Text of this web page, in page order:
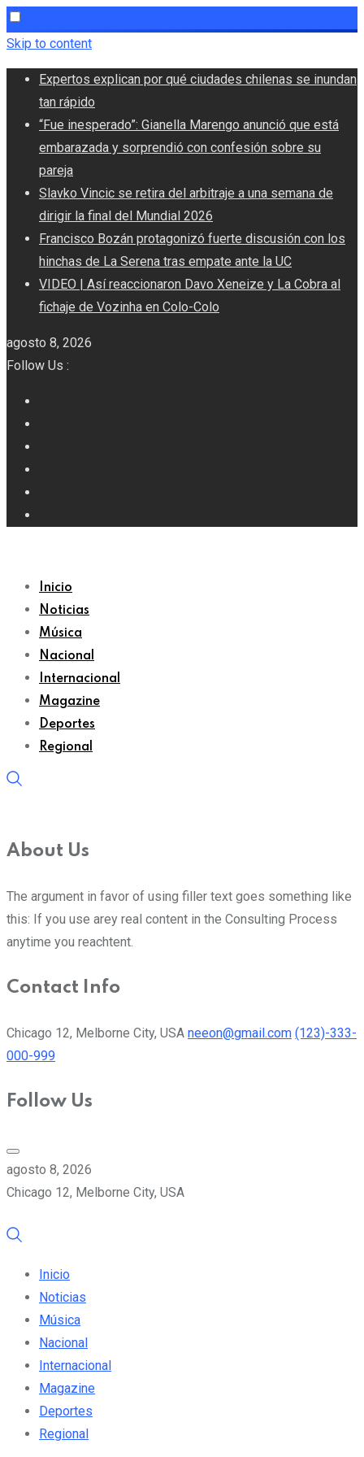
Skip to content
Expertos explican por qué ciudades chilenas se inundan
tan rápido
“Fue inesperado”: Gianella Marengo anunció que está
embarazada y sorprendió con confesión sobre su
pareja
Slavko Vincic se retira del arbitraje a una semana de
dirigir la final del Mundial 2026
Francisco Bozán protagonizó fuerte discusión con los
hinchas de La Serena tras empate ante la UC
VIDEO | Así reaccionaron Davo Xeneize y La Cobra al
fichaje de Vozinha en Colo-Colo
agosto 8, 2026
Follow Us :
Inicio
Noticias
Música
Nacional
Internacional
Magazine
Deportes
Regional
About Us
The argument in favor of using filler text goes something like
this: If you use arey real content in the Consulting Process
anytime you reachtent.
Contact Info
Chicago 12, Melborne City, USA neeon@gmail.com (123)-333-
000-999
Follow Us
agosto 8, 2026
Chicago 12, Melborne City, USA
Inicio
Noticias
Música
Nacional
Internacional
Magazine
Deportes
Regional